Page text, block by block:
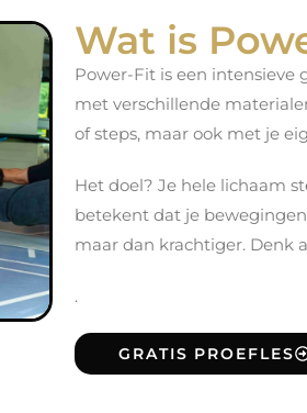
Wat is
Power-Fit is een intensieve
met verschillende
of steps, maar ook met je
Het doel? Je hele lichaam
betekent dat je
maar dan krachtiger. Denk
.
GRATIS PROEFLES